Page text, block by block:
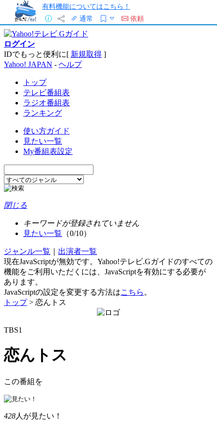
有料機能についてはこちら！
通常
依頼